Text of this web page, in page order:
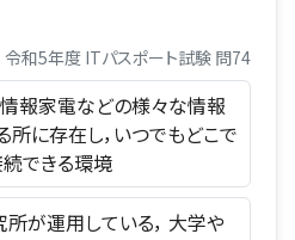
令和5年度 ITパスポート試験 問74
情報家電などの様々な情報
所に存在し，いつでもどこで
できる環境
が運用している， 大学や